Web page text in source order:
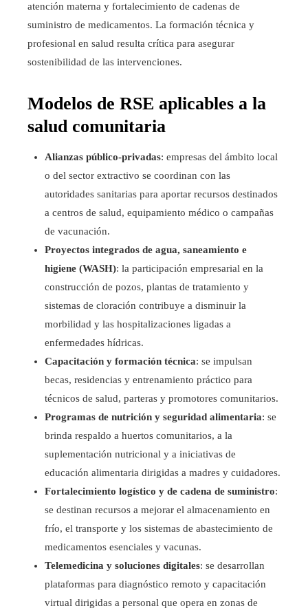
atención materna y fortalecimiento de cadenas de
suministro de medicamentos. La formación técnica y
profesional en salud resulta crítica para asegurar
sostenibilidad de las intervenciones.
Modelos de RSE aplicables a la
salud comunitaria
Alianzas público-privadas: empresas del ámbito local
o del sector extractivo se coordinan con las
autoridades sanitarias para aportar recursos destinados
a centros de salud, equipamiento médico o campañas
de vacunación.
Proyectos integrados de agua, saneamiento e
higiene (WASH): la participación empresarial en la
construcción de pozos, plantas de tratamiento y
sistemas de cloración contribuye a disminuir la
morbilidad y las hospitalizaciones ligadas a
enfermedades hídricas.
Capacitación y formación técnica: se impulsan
becas, residencias y entrenamiento práctico para
técnicos de salud, parteras y promotores comunitarios.
Programas de nutrición y seguridad alimentaria: se
brinda respaldo a huertos comunitarios, a la
suplementación nutricional y a iniciativas de
educación alimentaria dirigidas a madres y cuidadores.
Fortalecimiento logístico y de cadena de suministro:
se destinan recursos a mejorar el almacenamiento en
frío, el transporte y los sistemas de abastecimiento de
medicamentos esenciales y vacunas.
Telemedicina y soluciones digitales: se desarrollan
plataformas para diagnóstico remoto y capacitación
virtual dirigidas a personal que opera en zonas de